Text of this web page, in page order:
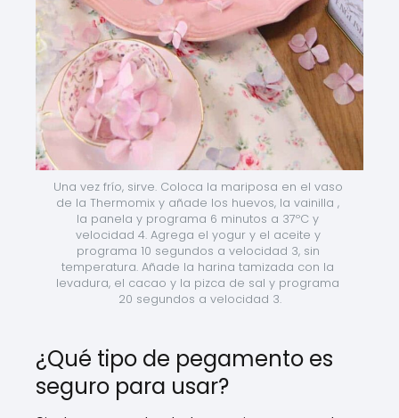
Una vez frío, sirve. Coloca la mariposa en el vaso
de la Thermomix y añade los huevos, la vainilla ,
la panela y programa 6 minutos a 37ºC y
velocidad 4. Agrega el yogur y el aceite y
programa 10 segundos a velocidad 3, sin
temperatura. Añade la harina tamizada con la
levadura, el cacao y la pizca de sal y programa
20 segundos a velocidad 3.
¿Qué tipo de pegamento es
seguro para usar?